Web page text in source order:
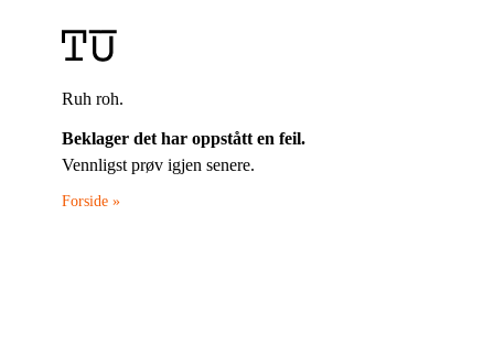
Ruh roh.
Beklager det har oppstått en feil.
Vennligst prøv igjen senere.
Forside »